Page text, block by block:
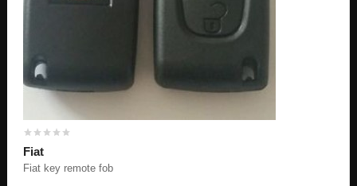
Fiat
Fiat key remote fob